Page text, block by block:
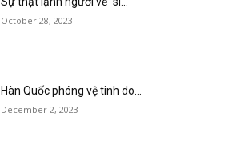
October 28, 2023
Hàn Quốc phóng vệ tinh do...
December 2, 2023